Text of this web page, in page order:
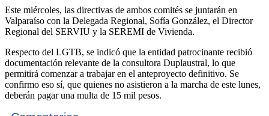
Este miércoles, las directivas de ambos comités se juntarán en
Valparaíso con la Delegada Regional, Sofía González, el Director
Regional del SERVIU y la SEREMI de Vivienda.
Respecto del LGTB, se indicó que la entidad patrocinante recibió
documentación relevante de la consultora Duplaustral, lo que
permitirá comenzar a trabajar en el anteproyecto definitivo. Se
confirmo eso sí, que quienes no asistieron a la marcha de este lunes,
deberán pagar una multa de 15 mil pesos.